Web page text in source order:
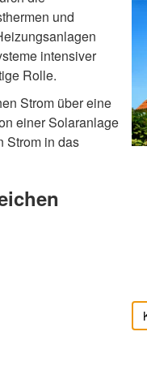
und
intensiver
Rolle.
Strom über eine
einer Solaranlage
Strom in das